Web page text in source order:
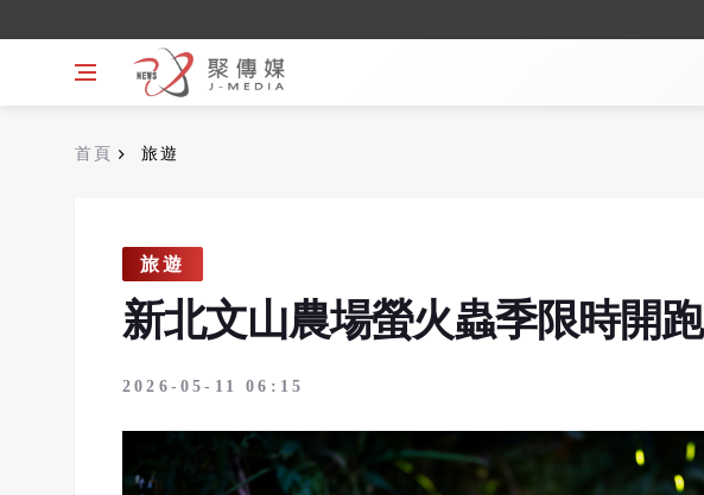
首頁 旅遊
旅遊
新北文山農場螢火蟲季限時開跑
2026-05-11 06:15